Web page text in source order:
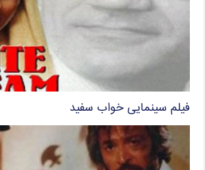
فیلم سینمایی خواب سفید